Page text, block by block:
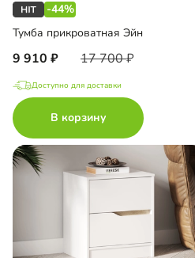
-44%
Тумба прикроватная Эйн
9 910 17 700
Доступно для доставки
В корзину